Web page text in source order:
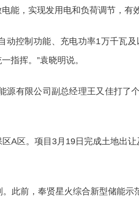
能，实现发用电和负荷调节，有
制功能、充电功率1万千瓦及
指挥。”袁晓明说。
有限公司副总经理王又佳打了
区。项目3月19日完成土地出让
前，奉贤星火综合新型储能示